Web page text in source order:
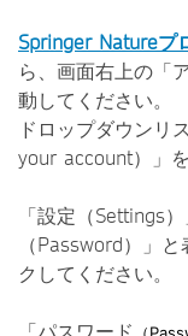
Springer Natureプ
ら、画面右上の「
動してください。
ドロップダウンリ
your account）」
「設定（Settings
（Password）」
クしてください。